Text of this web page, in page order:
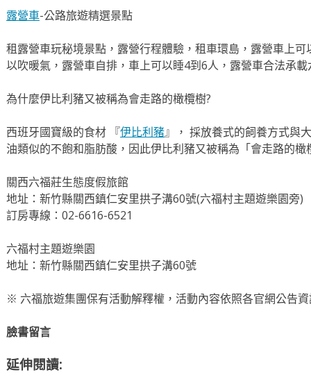
露營車-公路旅遊精選景點
租露營車玩秘境景點，露營行程體驗，租車環島，露營車上
以吹暖氣，露營車自排，車上可以睡4到6人，露營車合法承載
為什麼伊比利豬又被稱為會走路的橄欖樹?
西班牙國寶級的食材 『伊比利豬』， 採放養式的飼養方式與
油類似的不飽和脂肪酸，因此伊比利豬又被稱為「會走路的橄
關西六福莊生態度假旅館
地址：新竹縣關西鎮仁安里拱子溝60號(六福村主題遊樂園旁)
訂房專線：02-6616-6521
六福村主題遊樂園
地址：新竹縣關西鎮仁安里拱子溝60號
※ 六福旅遊集團保有活動解釋權，活動內容依照各官網公告
臉書留言
延伸閱讀: